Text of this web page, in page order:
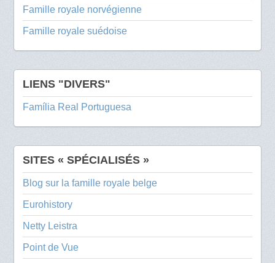
Famille royale norvégienne
Famille royale suédoise
LIENS "DIVERS"
Família Real Portuguesa
SITES « SPÉCIALISÉS »
Blog sur la famille royale belge
Eurohistory
Netty Leistra
Point de Vue